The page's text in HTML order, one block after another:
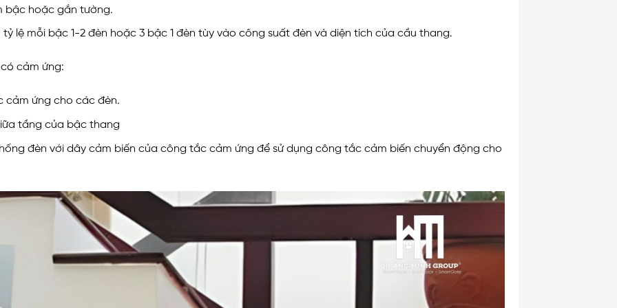
bậc hoặc gắn tường.
lệ mỗi bậc 1-2 đèn hoặc 3 bậc 1 đèn tùy vào công suất đèn và diện tích của cầu thang.
cảm ứng:
cảm ứng cho các đèn.
tầng của bậc thang
đèn với dây cảm biến của công tắc cảm ứng để sử dụng công tắc cảm biến chuyển động cho